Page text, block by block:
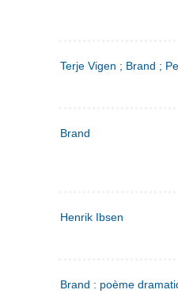
Terje Vigen ; Brand ;
Brand
Henrik Ibsen
Brand : poème